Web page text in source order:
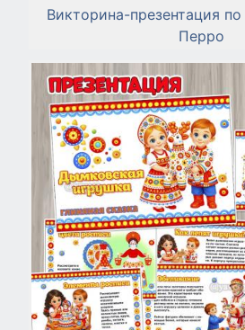
Викторина-презентация
Перро